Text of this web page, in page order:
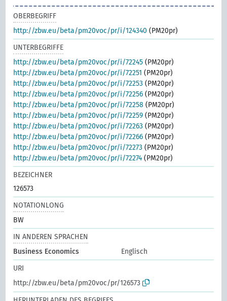
OBERBEGRIFF
http://zbw.eu/beta/pm20voc/pr/i/124340 (PM20pr)
UNTERBEGRIFFE
http://zbw.eu/beta/pm20voc/pr/i/72245 (PM20pr)
http://zbw.eu/beta/pm20voc/pr/i/72251 (PM20pr)
http://zbw.eu/beta/pm20voc/pr/i/72253 (PM20pr)
http://zbw.eu/beta/pm20voc/pr/i/72256 (PM20pr)
http://zbw.eu/beta/pm20voc/pr/i/72258 (PM20pr)
http://zbw.eu/beta/pm20voc/pr/i/72259 (PM20pr)
http://zbw.eu/beta/pm20voc/pr/i/72263 (PM20pr)
http://zbw.eu/beta/pm20voc/pr/i/72266 (PM20pr)
http://zbw.eu/beta/pm20voc/pr/i/72273 (PM20pr)
http://zbw.eu/beta/pm20voc/pr/i/72274 (PM20pr)
BEZEICHNER
126573
NOTATIONLONG
BW
IN ANDEREN SPRACHEN
Business Economics
Englisch
URI
http://zbw.eu/beta/pm20voc/pr/126573